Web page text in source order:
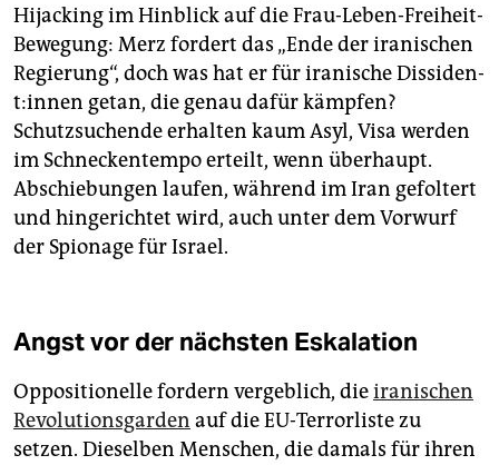
Hijacking im Hinblick auf die Frau-Leben-Freiheit-
Bewegung: Merz fordert das „Ende der iranischen
Regierung“, doch was hat er für iranische Dis­si­den­
t:in­nen getan, die genau dafür kämpfen?
Schutzsuchende erhalten kaum Asyl, Visa werden
im Schneckentempo erteilt, wenn überhaupt.
Abschiebungen laufen, während im Iran gefoltert
und hingerichtet wird, auch unter dem Vorwurf
der Spionage für Israel.
Angst vor der nächsten Eskalation
Oppositionelle fordern vergeblich, dieiranischen
Revolutionsgarden auf die EU-Terrorliste zu
setzen. Dieselben Menschen, die damals für ihren